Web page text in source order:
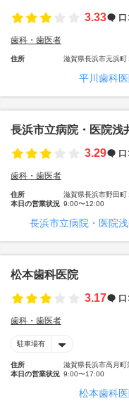
3.33
口
歯科・歯医者
住所 滋賀県長浜市元浜町
平川歯科
長浜市立病院・医院浅
3.29
口
歯科・歯医者
住所
滋賀県長浜市野田町
本日の営業状況 9:00〜12:00
長浜市立病院・医院
松本歯科医院
3.17
口
歯科・歯医者
駐車場有
住所
滋賀県長浜市高月町
本日の営業状況 9:00〜17:00
松本歯科